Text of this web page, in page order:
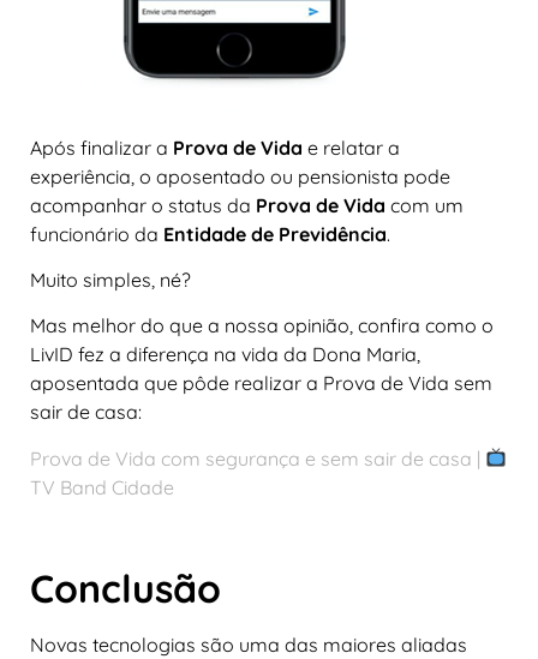
Após finalizar a Prova de Vida e relatar a
experiência, o aposentado ou pensionista pode
acompanhar o status da Prova de Vida com um
funcionário da Entidade de Previdência.
Muito simples, né?
Mas melhor do que a nossa opinião, confira como o
LivID fez a diferença na vida da Dona Maria,
aposentada que pôde realizar a Prova de Vida sem
sair de casa:
Prova de Vida com segurança e sem sair de casa |
TV Band Cidade
Conclusão
Novas tecnologias são uma das maiores aliadas